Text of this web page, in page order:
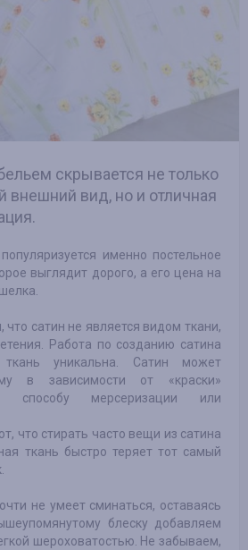
скрывается не только
внешний вид, но и отличная
именно постельное
выглядит дорого, а его цена на
что сатин не является видом ткани,
Работа по созданию сатина
уникальна. Сатин может
в зависимости от «краски»
способу мерсеризации или
что стирать часто вещи из сатина
ткань быстро теряет тот самый
не умеет сминаться, оставаясь
блеску добавляем
шероховатостью. Не забываем,